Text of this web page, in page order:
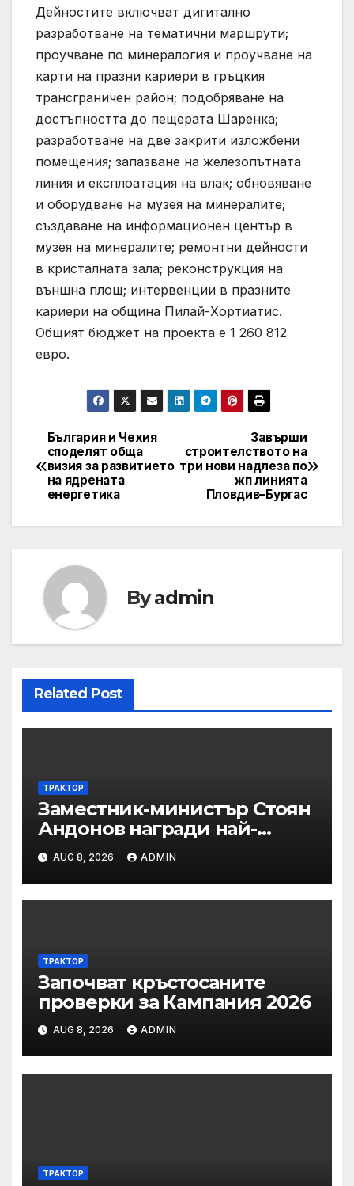
Дейностите включват дигитално
разработване на тематични маршрути;
проучване по минералогия и проучване на
карти на празни кариери в гръцкия
трансграничен район; подобряване на
достъпността до пещерата Шаренка;
разработване на две закрити изложбени
помещения; запазване на железопътната
линия и експлоатация на влак; обновяване
и оборудване на музея на минералите;
създаване на информационен център в
музея на минералите; ремонтни дейности
в кристалната зала; реконструкция на
външна площ; интервенции в празните
кариери на община Пилай-Хортиатис.
Общият бюджет на проекта е 1 260 812
евро.
Post
navigation
Завърши
строителството на
три нови надлеза по
жп линията
Пловдив–Бургас
България и Чехия
споделят обща
визия за развитието
на ядрената
енергетика
Byadmin
Related Post
ТРАКТОР
Заместник-министър Стоян
Андонов награди най-
заслужилите спортисти на
ОСК “Левски”
AUG 8, 2026 ADMIN
ТРАКТОР
Започват кръстосаните
проверки за Кампания 2026
AUG 8, 2026 ADMIN
ТРАКТОР